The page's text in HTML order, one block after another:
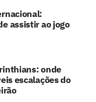
assistir ao jogo
onde
escalações do